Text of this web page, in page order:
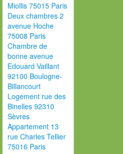
Miollis 75015 Paris
Deux chambres 2
avenue Hoche
75008 Paris
Chambre de
bonne avenue
Edouard Vaillant
92100 Boulogne-
Billancourt
Logement rue des
Binelles 92310
Sèvres
Appartement 13
rue Charles Tellier
75016 Paris